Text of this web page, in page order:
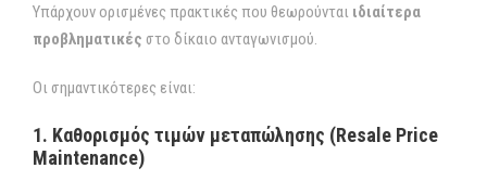
Υπάρχουν ορισμένες πρακτικές που θεωρούνται ιδιαίτερα
προβληματικές στο δίκαιο ανταγωνισμού.
Οι σημαντικότερες είναι:
1. Καθορισμός τιμών μεταπώλησης (Resale Price
Maintenance)